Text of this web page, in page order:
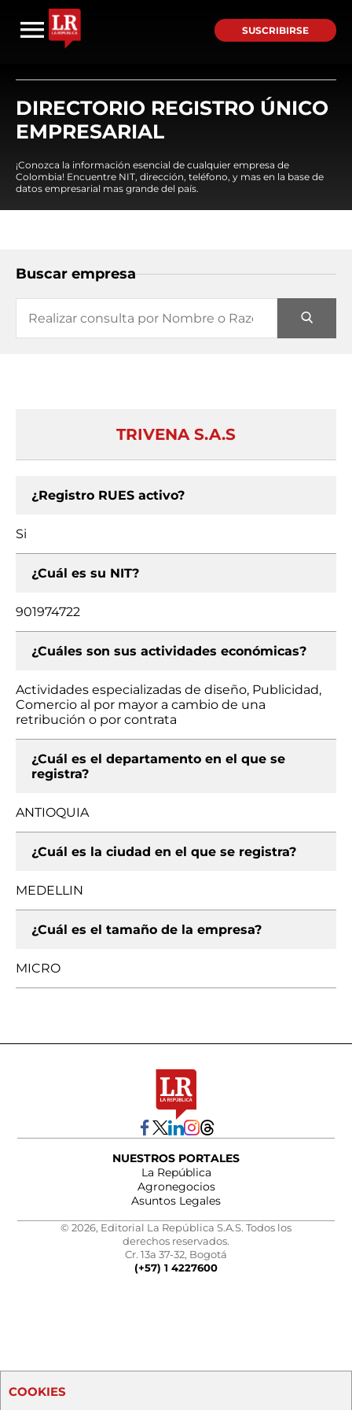
SUSCRIBIRSE
DIRECTORIO REGISTRO ÚNICO
EMPRESARIAL
¡Conozca la información esencial de cualquier empresa de
Colombia! Encuentre NIT, dirección, teléfono, y mas en la base de
datos empresarial mas grande del país.
Buscar empresa
TRIVENA S.A.S
¿Registro RUES activo?
Si
¿Cuál es su NIT?
901974722
¿Cuáles son sus actividades económicas?
Actividades especializadas de diseño, Publicidad,
Comercio al por mayor a cambio de una
retribución o por contrata
¿Cuál es el departamento en el que se
registra?
ANTIOQUIA
¿Cuál es la ciudad en el que se registra?
MEDELLIN
¿Cuál es el tamaño de la empresa?
MICRO
NUESTROS PORTALES
La República
Agronegocios
Asuntos Legales
© 2026, Editorial La República S.A.S. Todos los
derechos reservados.
Cr. 13a 37-32, Bogotá
(+57) 1 4227600
COOKIES